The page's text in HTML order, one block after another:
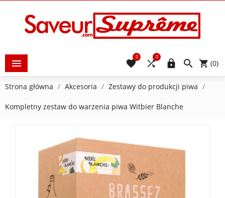
  (0)


0

0
Strona główna Akcesoria Zestawy do produkcji piwa
Kompletny zestaw do warzenia piwa Witbier Blanche